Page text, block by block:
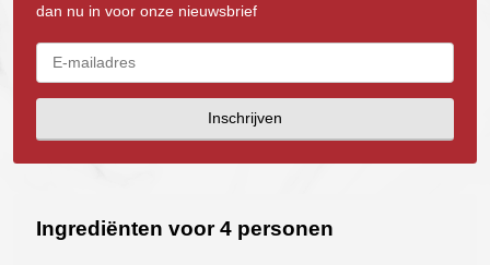
dan nu in voor onze nieuwsbrief
Inschrijven
Ingrediënten voor 4 personen